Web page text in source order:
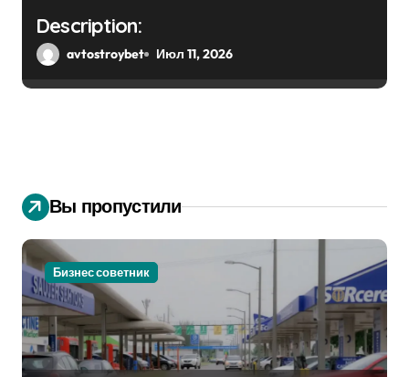
Description:
avtostroybet Июл 11, 2026
Вы пропустили
Бизнес советник